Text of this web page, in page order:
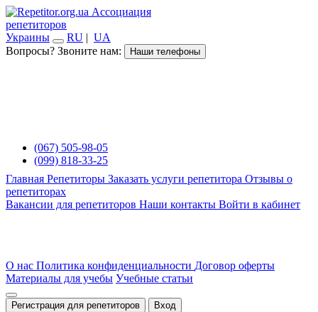
Ассоциация
репетиторов
Украины
RU | UA
Вопросы? Звоните нам:
Наши телефоны
(067) 505-98-05
(099) 818-33-25
Главная Репетиторы Заказать услуги репетитора Отзывы о
репетиторах
Вакансии для репетиторов Наши контакты Войти в кабинет
О нас Политика конфиденциальности Договор оферты
Материалы для учебы Учебные статьи
Регистрация для репетиторов Вход